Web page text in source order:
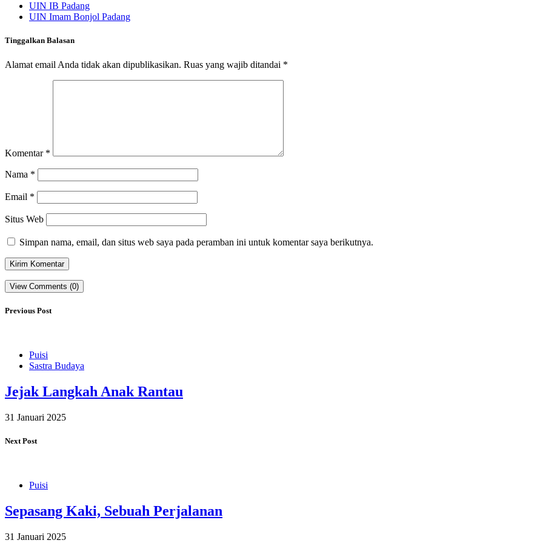
UIN IB Padang
UIN Imam Bonjol Padang
Tinggalkan Balasan
Alamat email Anda tidak akan dipublikasikan. Ruas yang wajib ditandai *
Komentar *
Nama *
Email *
Situs Web
Simpan nama, email, dan situs web saya pada peramban ini untuk komentar saya berikutnya.
View Comments (0)
Previous Post
Puisi
Sastra Budaya
Jejak Langkah Anak Rantau
31 Januari 2025
Next Post
Puisi
Sepasang Kaki, Sebuah Perjalanan
31 Januari 2025